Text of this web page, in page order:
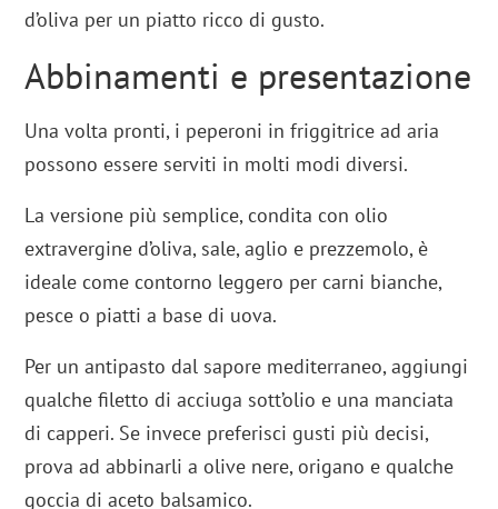
d’oliva per un piatto ricco di gusto.
Abbinamenti e presentazione
Una volta pronti, i peperoni in friggitrice ad aria
possono essere serviti in molti modi diversi.
La versione più semplice, condita con olio
extravergine d’oliva, sale, aglio e prezzemolo, è
ideale come contorno leggero per carni bianche,
pesce o piatti a base di uova.
Per un antipasto dal sapore mediterraneo, aggiungi
qualche filetto di acciuga sott’olio e una manciata
di capperi. Se invece preferisci gusti più decisi,
prova ad abbinarli a olive nere, origano e qualche
goccia di aceto balsamico.